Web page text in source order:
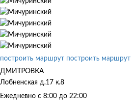
построить маршрут построить маршрут
ДМИТРОВКА
Лобненская д.17 к.8
Ежедневно с 8:00 до 22:00